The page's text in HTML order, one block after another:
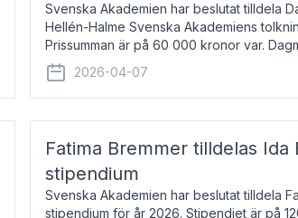
Svenska Akademien har beslutat tilldela
Hellén-Halme Svenska Akademiens
Prissumman är på 60 000 kronor var.
översätter huvudsakligen från svenska till
2026-04-07
Fatima Bremmer tilldelas Ida
stipendium
Svenska Akademien har beslutat tilldela
stipendium för år 2026. Stipendiet är på